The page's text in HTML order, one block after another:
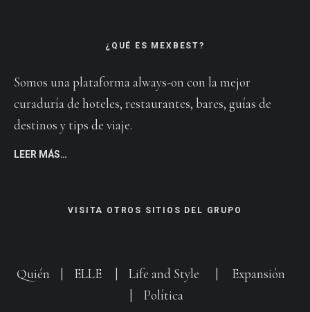
¿QUÉ ES MEXBEST?
Somos una plataforma always-on con la mejor
curaduría de hoteles, restaurantes, bares, guías de
destinos y tips de viaje.
LEER MÁS…
VISITA OTROS SITIOS DEL GRUPO
Quién ELLE Life and Style
Expansión
Política